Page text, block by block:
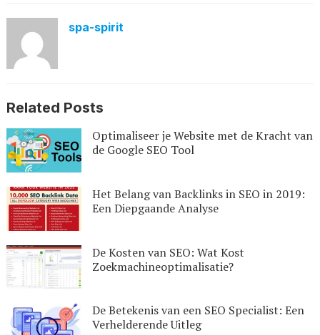
spa-spirit
Related Posts
Optimaliseer je Website met de Kracht van
de Google SEO Tool
Het Belang van Backlinks in SEO in 2019:
Een Diepgaande Analyse
De Kosten van SEO: Wat Kost
Zoekmachineoptimalisatie?
De Betekenis van een SEO Specialist: Een
Verhelderende Uitleg